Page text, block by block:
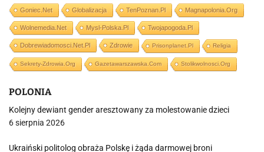
Goniec.net Globalizacja TenPoznan.pl Magnapolonia.org
Wolnemedia.net Mysl-Polska.pl Twojapogoda.pl
Dobrewiadomosci.net.pl Zdrowie Prisonplanet.pl Religia
Sekrety-Zdrowia.org Gazetawarszawska.com Stolikwolnosci.org
POLONIA
Kolejny dewiant gender aresztowany za molestowanie dzieci
6 sierpnia 2026
Ukraiński politolog obraża Polskę i żąda darmowej broni